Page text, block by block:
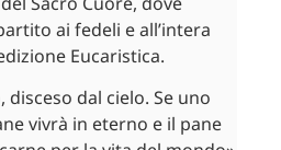
ai fedeli e all’intera
Eucaristica.
disceso dal cielo. Se uno
vivrà in eterno e il pane